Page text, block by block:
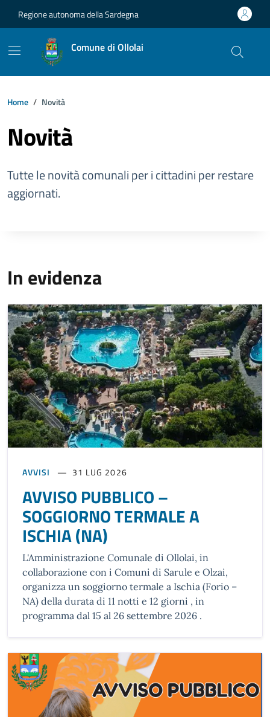
Regione autonoma della Sardegna
Comune di Ollolai
Home Novità
Novità
Tutte le novità comunali per i cittadini per restare
aggiornati.
In evidenza
AVVISI 31 LUG 2026
AVVISO PUBBLICO –
SOGGIORNO TERMALE A
ISCHIA (NA)
L'Amministrazione Comunale di Ollolai, in
collaborazione con i Comuni di Sarule e Olzai,
organizza un soggiorno termale a Ischia (Forio –
NA) della durata di 11 notti e 12 giorni , in
programma dal 15 al 26 settembre 2026 .